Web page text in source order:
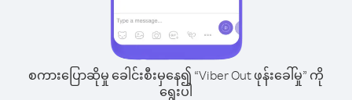
စကားပြောဆိုမှု ခေါင်းစီးမှနေ၍ “Viber Out ဖုန်းခေါ်မှု” ကို
ရွေးပါ